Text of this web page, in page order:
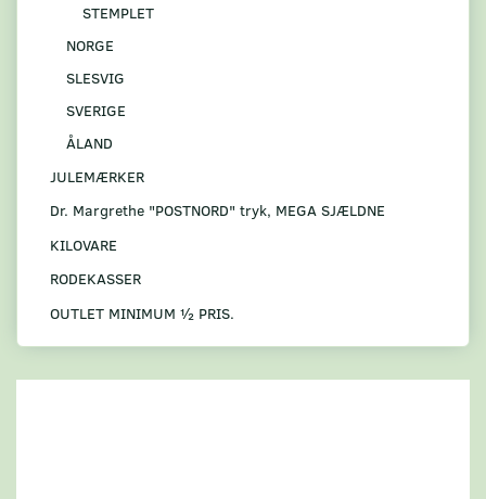
STEMPLET
NORGE
SLESVIG
SVERIGE
ÅLAND
JULEMÆRKER
Dr. Margrethe "POSTNORD" tryk, MEGA SJÆLDNE
KILOVARE
RODEKASSER
OUTLET MINIMUM ½ PRIS.